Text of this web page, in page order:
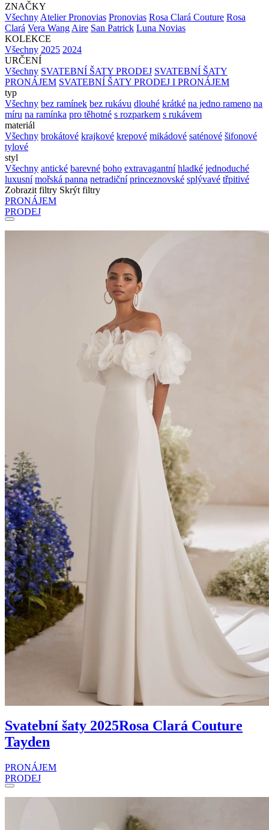
ZNAČKY
Všechny Atelier Pronovias Pronovias Rosa Clará Couture Rosa
Clará Vera Wang Aire San Patrick Luna Novias
KOLEKCE
Všechny 2025 2024
URČENÍ
Všechny SVATEBNÍ ŠATY PRODEJ SVATEBNÍ ŠATY
PRONÁJEM SVATEBNÍ ŠATY PRODEJ I PRONÁJEM
typ
Všechny bez ramínek bez rukávu dlouhé krátké na jedno rameno na
míru na ramínka pro těhotné s rozparkem s rukávem
materiál
Všechny brokátové krajkové krepové mikádové saténové šifonové
tylové
styl
Všechny antické barevné boho extravagantní hladké jednoduché
luxusní mořská panna netradiční princeznovské splývavé třpitivé
Zobrazit filtry Skrýt filtry
PRONÁJEM
PRODEJ
Svatební šaty 2025Rosa Clará Couture
Tayden
PRONÁJEM
PRODEJ